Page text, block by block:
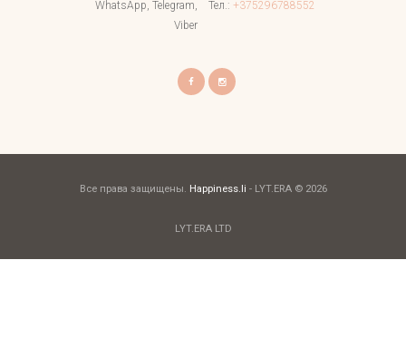
Тел.: +375296788552
WhatsApp, Telegram,
Viber
Все права защищены. Happiness.li - LYT.ERA © 2026
LYT.ERA LTD